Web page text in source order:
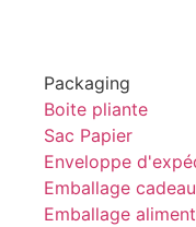
Packaging
Boite pliante
Sac Papier
Enveloppe
Emballage cadeau
Emballage